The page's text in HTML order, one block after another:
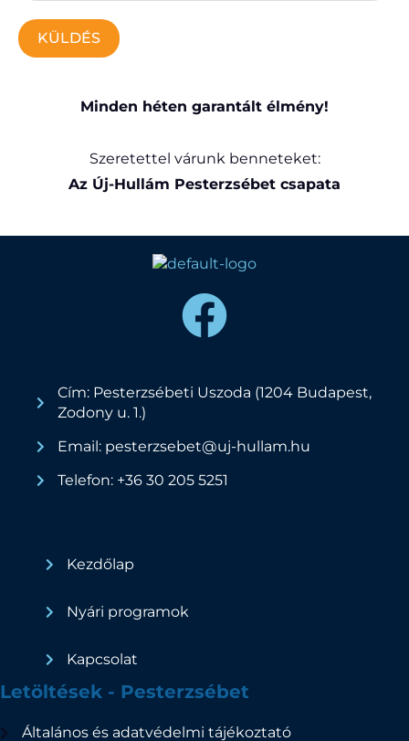
KÜLDÉS
Minden héten garantált élmény!
Szeretettel várunk benneteket:
Az Új-Hullám Pesterzsébet csapata
Cím: Pesterzsébeti Uszoda (1204 Budapest,
Zodony u. 1.)
Email: pesterzsebet@uj-hullam.hu
Telefon: +36 30 205 5251
Kezdőlap
Nyári programok
Kapcsolat
Letöltések - Pesterzsébet
Általános és adatvédelmi tájékoztató